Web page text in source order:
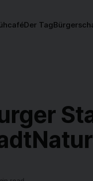
Der Tag